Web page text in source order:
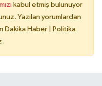
kabul etmiş bulunuyor
Yazılan yorumlardan
Dakika Haber | Politika